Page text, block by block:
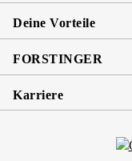
Deine Vorteile
FORSTINGER
Karriere